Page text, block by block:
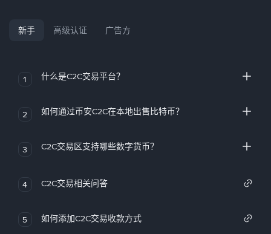
新手 高级认证 广告方
1 什么是C2C交易平台？
2 如何通过币安C2C在本地出售比特币？
3 C2C交易区支持哪些数字货币？
4 C2C交易相关问答
5 如何添加C2C交易收款方式